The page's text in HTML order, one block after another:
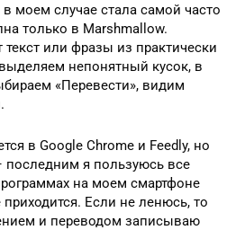
моем случае стала самой часто
только в Marshmallow.
или фразы из практически
непонятный кусок, в
«Перевести», видим
в Google Chrome и Feedly, но
последним я пользуюсь все
на моем смартфоне
Если не ленюсь, то
и переводом записываю